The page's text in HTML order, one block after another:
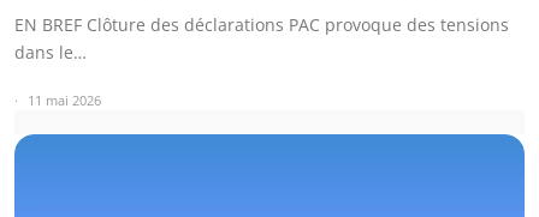
EN BREF Clôture des déclarations PAC provoque des tensions
dans le…
11 mai 2026